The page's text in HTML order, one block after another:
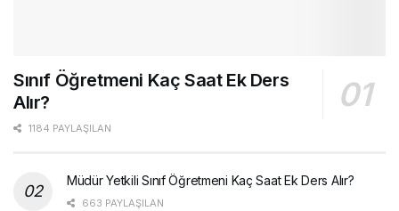
Sınıf Öğretmeni Kaç Saat Ek Ders
Alır?
1184 PAYLAŞILAN
Müdür Yetkili Sınıf Öğretmeni Kaç Saat Ek Ders Alır?
663 PAYLAŞILAN